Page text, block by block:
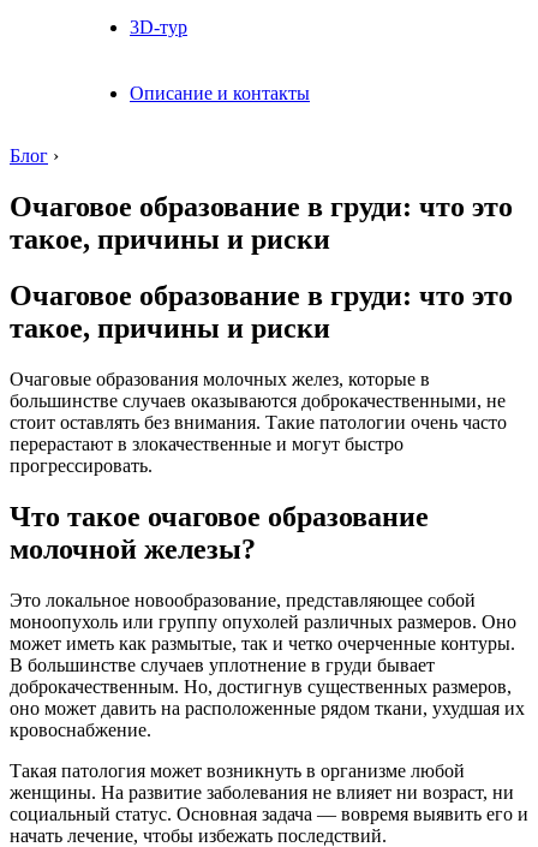
3D-тур
Описание и контакты
Блог ›
Очаговое образование в груди: что это
такое, причины и риски
Очаговое образование в груди: что это
такое, причины и риски
Очаговые образования молочных желез, которые в
большинстве случаев оказываются доброкачественными, не
стоит оставлять без внимания. Такие патологии очень часто
перерастают в злокачественные и могут быстро
прогрессировать.
Что такое очаговое образование
молочной железы?
Это локальное новообразование, представляющее собой
моноопухоль или группу опухолей различных размеров. Оно
может иметь как размытые, так и четко очерченные контуры.
В большинстве случаев уплотнение в груди бывает
доброкачественным. Но, достигнув существенных размеров,
оно может давить на расположенные рядом ткани, ухудшая их
кровоснабжение.
Такая патология может возникнуть в организме любой
женщины. На развитие заболевания не влияет ни возраст, ни
социальный статус. Основная задача — вовремя выявить его и
начать лечение, чтобы избежать последствий.